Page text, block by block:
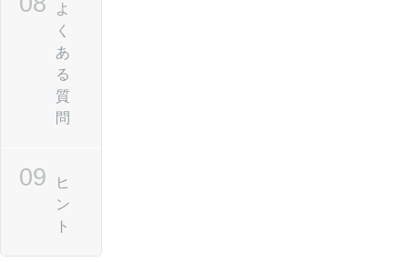
よ
く
あ
る
質
問
ヒ
ン
ト